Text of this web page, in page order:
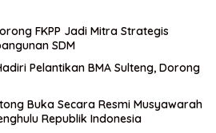
FKPP Jadi Mitra Strategis
SDM
Pelantikan BMA Sulteng, Dorong
Buka Secara Resmi Musyawarah
Republik Indonesia